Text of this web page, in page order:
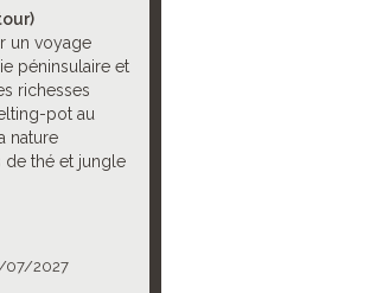
un voyage
péninsulaire et
richesses
pot au
nature
de thé et jungle
07/2027